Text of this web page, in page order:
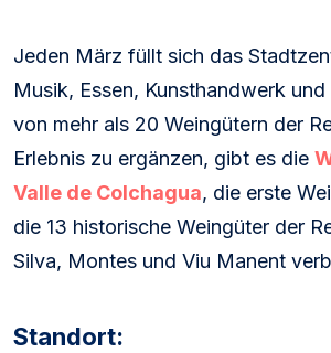
Jeden März füllt sich das
Musik, Essen, Kunsthandwerk
von mehr als 20 Weingütern der
Erlebnis zu ergänzen, gibt es die
Valle de Colchagua, die erste
die 13 historische Weingüter der
Silva, Montes und Viu Manent
Standort: